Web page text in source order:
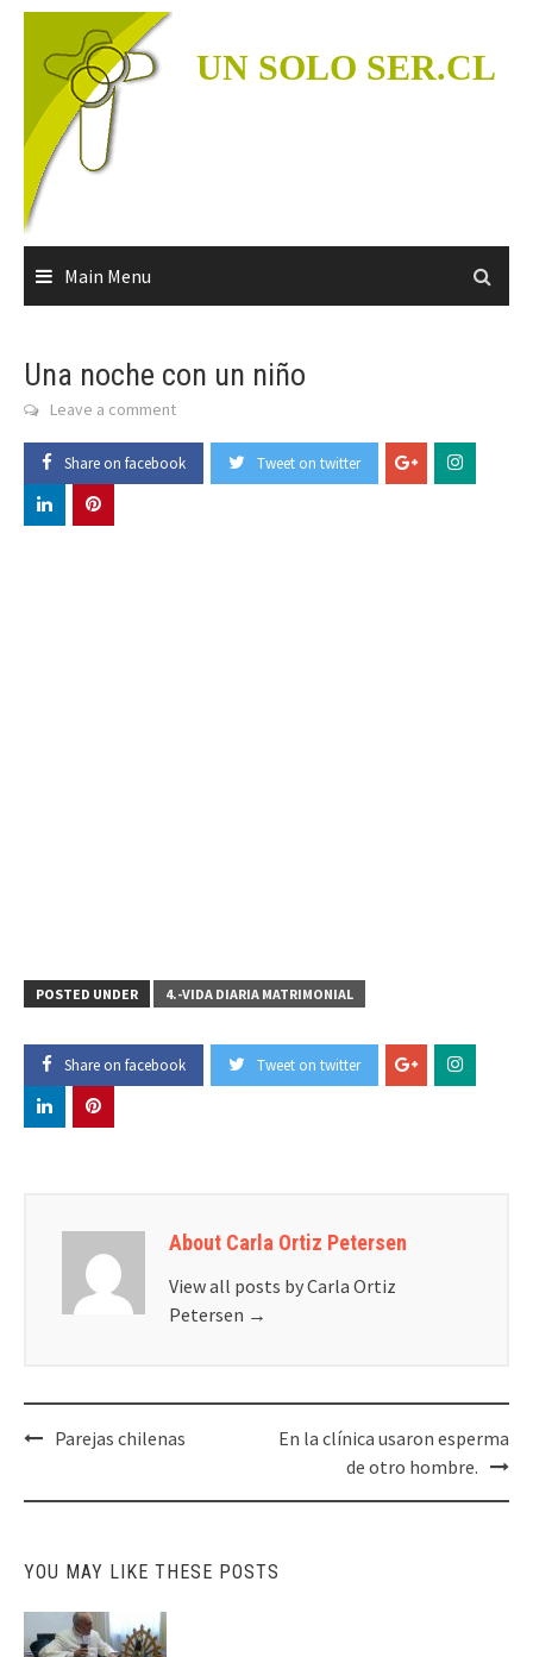
Skip
content
UN SOLO SER.CL
Main Menu
Una noche con un niño
Leave a comment
Share on facebook Tweet on twitter
POSTED UNDER 4.-VIDA DIARIA MATRIMONIAL
Share on facebook Tweet on twitter
About Carla Ortiz Petersen
View all posts by Carla Ortiz
Petersen →
PostParejas chilenas
En la clínica usaron esperma
de otro hombre.
YOU MAY LIKE THESE POSTS